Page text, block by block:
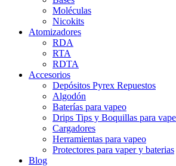
Moléculas
Nicokits
Atomizadores
RDA
RTA
RDTA
Accesorios
Depósitos Pyrex Repuestos
Algodón
Baterías para vapeo
Drips Tips y Boquillas para
Cargadores
Herramientas para vapeo
Protectores para vaper y baterias
Blog